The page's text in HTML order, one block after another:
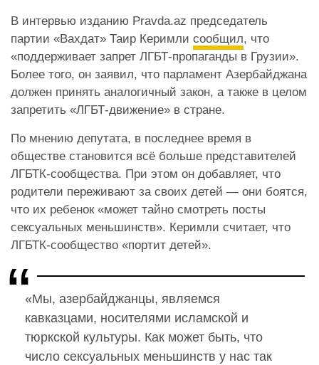
В интервью изданию Pravda.az председатель
партии «Вахдат» Таир Керимли сообщил, что
«поддерживает запрет ЛГБТ-пропаганды в Грузии».
Более того, он заявил, что парламент Азербайджана
должен принять аналогичный закон, а также в целом
запретить «ЛГБТ-движение» в стране.
По мнению депутата, в последнее время в
обществе становится всё больше представителей
ЛГБТК-сообщества. При этом он добавляет, что
родители переживают за своих детей — они боятся,
что их ребенок «может тайно смотреть посты
сексуальных меньшинств». Керимли считает, что
ЛГБТК-сообщество «портит детей».
«Мы, азербайджанцы, являемся
кавказцами, носителями исламской и
тюркской культуры. Как может быть, что
число сексуальных меньшинств у нас так